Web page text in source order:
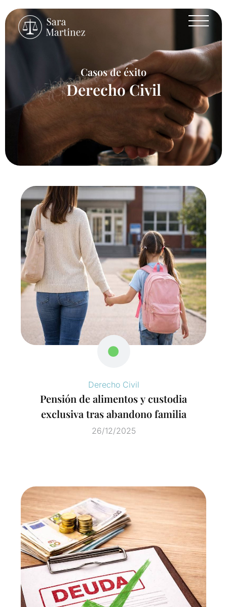
Casos de éxito
Derecho Civil
Derecho Civil
Pensión de alimentos y custodia
exclusiva tras abandono familia
26/12/2025